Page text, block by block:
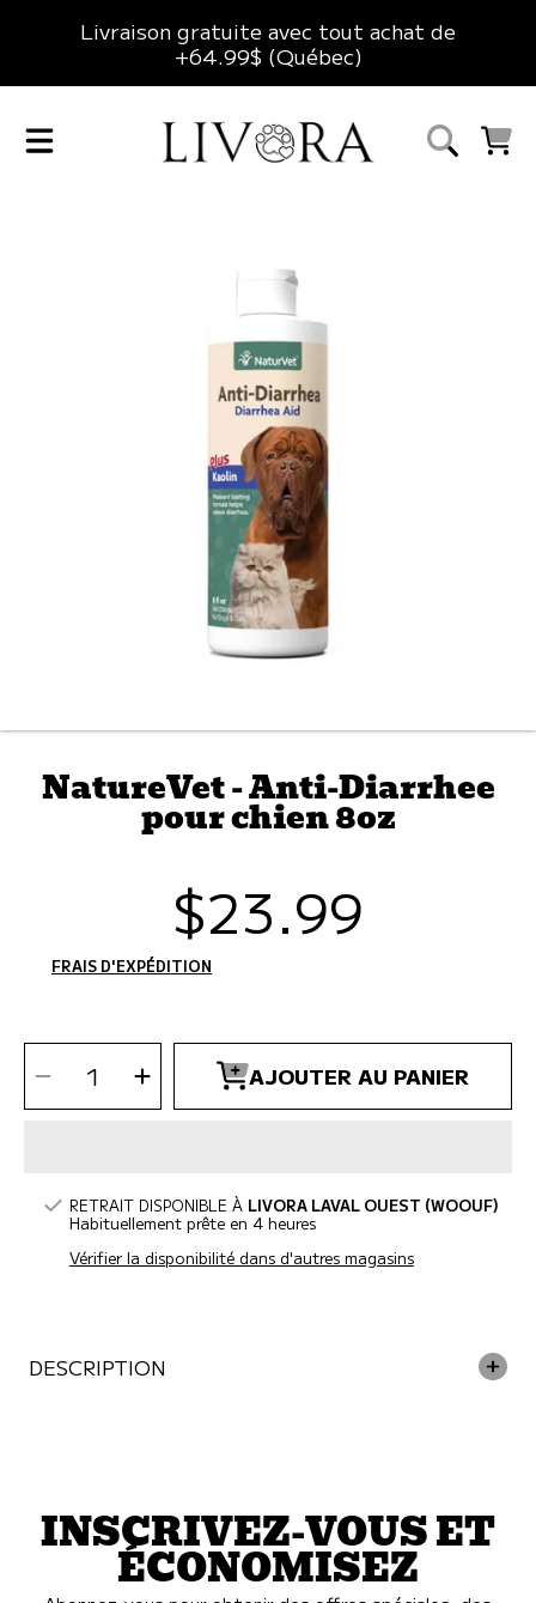
ALLER AU CONTENU
Livraison gratuite avec tout achat de
+64.99$ (Québec)
NatureVet - Anti-Diarrhee
pour chien 8oz
Prix
$23.99
FRAIS D'EXPÉDITION
SÉLECTIONNEZ
QUANTITÉ
Diminuer
la
quantité
pour
chien
8oz
Augmenter
la
quantité
pour
chien
8oz
AJOUTER AU PANIER
RETRAIT DISPONIBLE À LIVORA LAVAL OUEST (WOOUF)
Habituellement prête en 4 heures
Vérifier la disponibilité dans d'autres magasins
DESCRIPTION
INSCRIVEZ-VOUS ET
ÉCONOMISEZ